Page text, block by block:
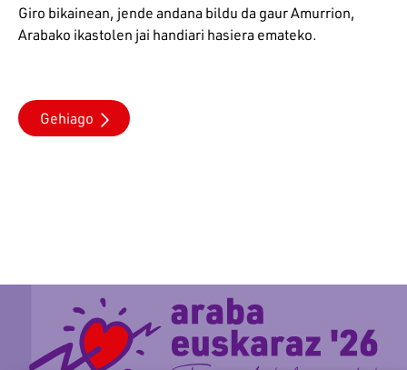
Giro bikainean, jende andana bildu da gaur Amurrion,
Arabako ikastolen jai handiari hasiera emateko.
Gehiago